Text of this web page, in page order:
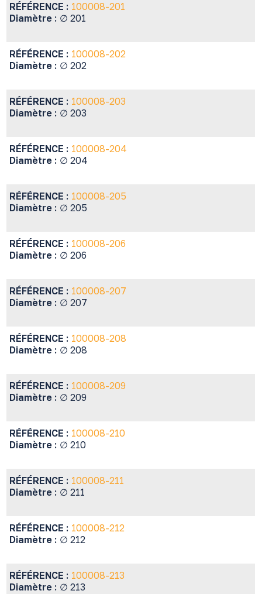
RÉFÉRENCE : 100008-201
Diamètre : ∅ 201
RÉFÉRENCE : 100008-202
Diamètre : ∅ 202
RÉFÉRENCE : 100008-203
Diamètre : ∅ 203
RÉFÉRENCE : 100008-204
Diamètre : ∅ 204
RÉFÉRENCE : 100008-205
Diamètre : ∅ 205
RÉFÉRENCE : 100008-206
Diamètre : ∅ 206
RÉFÉRENCE : 100008-207
Diamètre : ∅ 207
RÉFÉRENCE : 100008-208
Diamètre : ∅ 208
RÉFÉRENCE : 100008-209
Diamètre : ∅ 209
RÉFÉRENCE : 100008-210
Diamètre : ∅ 210
RÉFÉRENCE : 100008-211
Diamètre : ∅ 211
RÉFÉRENCE : 100008-212
Diamètre : ∅ 212
RÉFÉRENCE : 100008-213
Diamètre : ∅ 213